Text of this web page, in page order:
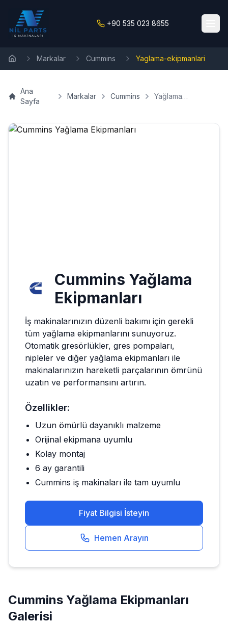
+90 535 023 8655
Markalar Cummins Yaglama-ekipmanlari
Ana
Sayfa
Markalar Cummins
Yağlama
Cummins Yağlama
Ekipmanları
İş makinalarınızın düzenli bakımı için gerekli
tüm yağlama ekipmanlarını sunuyoruz.
Otomatik gresörlükler, gres pompaları,
nipleler ve diğer yağlama ekipmanları ile
makinalarınızın hareketli parçalarının ömrünü
uzatın ve performansını artırın.
Özellikler:
Uzun ömürlü dayanıklı malzeme
Orijinal ekipmana uyumlu
Kolay montaj
6 ay garantili
Cummins iş makinaları ile tam uyumlu
Fiyat Bilgisi İsteyin
Hemen Arayın
Cummins Yağlama Ekipmanları
Galerisi